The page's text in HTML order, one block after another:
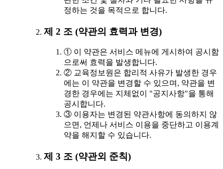
정하는 것을 목적으로 합니다.
제 2 조 (약관의 효력과 변경)
① 이 약관은 서비스 메뉴에 게시하여 공시함
으로써 효력을 발생합니다.
② 교육정보원은 합리적 사유가 발생한 경우
에는 이 약관을 변경할 수 있으며, 약관을 변
경한 경우에는 지체없이 "공지사항"을 통해
공시합니다.
③ 이용자는 변경된 약관사항에 동의하지 않
으면, 언제나 서비스 이용을 중단하고 이용계
약을 해지할 수 있습니다.
제 3 조 (약관외 준칙)